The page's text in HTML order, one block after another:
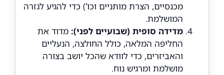
מכנסיים, הצרת מותניים וכו’) כדי להגיע לגזרה
המושלמת.
מדידה סופית (שבועיים לפני): מדוד את
החליפה המלאה, כולל החולצה, הנעליים
והאביזרים, כדי לוודא שהכל יושב בצורה
מושלמת ומרגיש נוח.